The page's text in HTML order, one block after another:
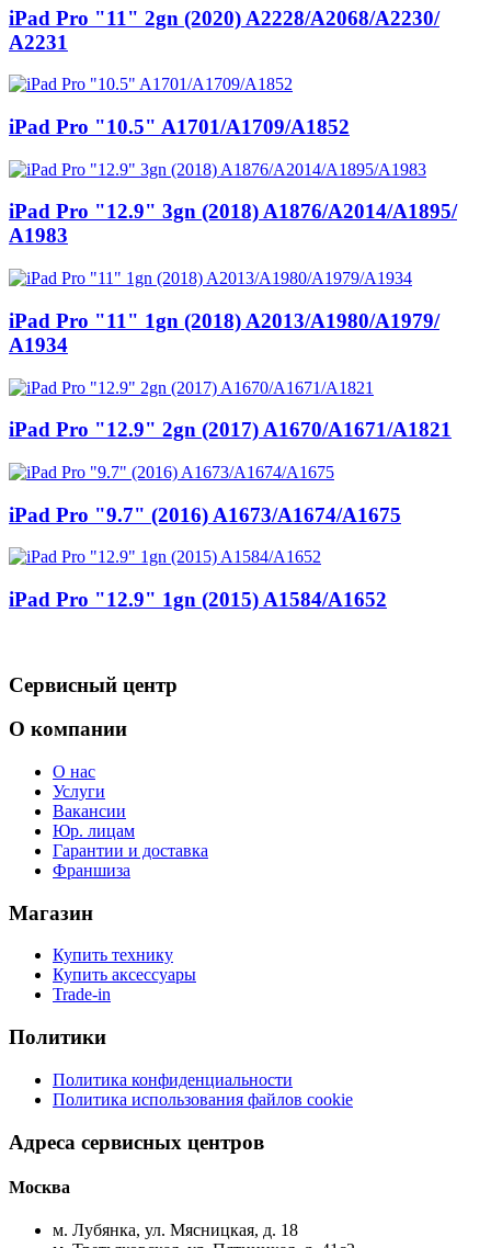
iPad Pro "11" 2gn (2020) A2228/A2068/A2230/
A2231
iPad Pro "10.5" A1701/A1709/A1852
iPad Pro "12.9" 3gn (2018) A1876/A2014/A1895/
A1983
iPad Pro "11" 1gn (2018) A2013/A1980/A1979/
A1934
iPad Pro "12.9" 2gn (2017) A1670/A1671/A1821
iPad Pro "9.7" (2016) A1673/A1674/A1675
iPad Pro "12.9" 1gn (2015) A1584/A1652
Сервисный центр
О компании
О нас
Услуги
Вакансии
Юр. лицам
Гарантии и доставка
Франшиза
Магазин
Купить технику
Купить аксессуары
Trade-in
Политики
Политика конфиденциальности
Политика использования файлов cookie
Адреса сервисных центров
Москва
м. Лубянка, ул. Мясницкая, д. 18